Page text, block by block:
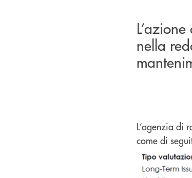
nella
L’agenzia di
come di